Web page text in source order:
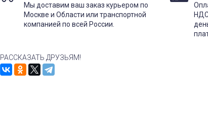
Мы доставим ваш заказ курьером по
Москве и Области или транспортной
компанией по всей России.
РАССКАЗАТЬ ДРУЗЬЯМ!